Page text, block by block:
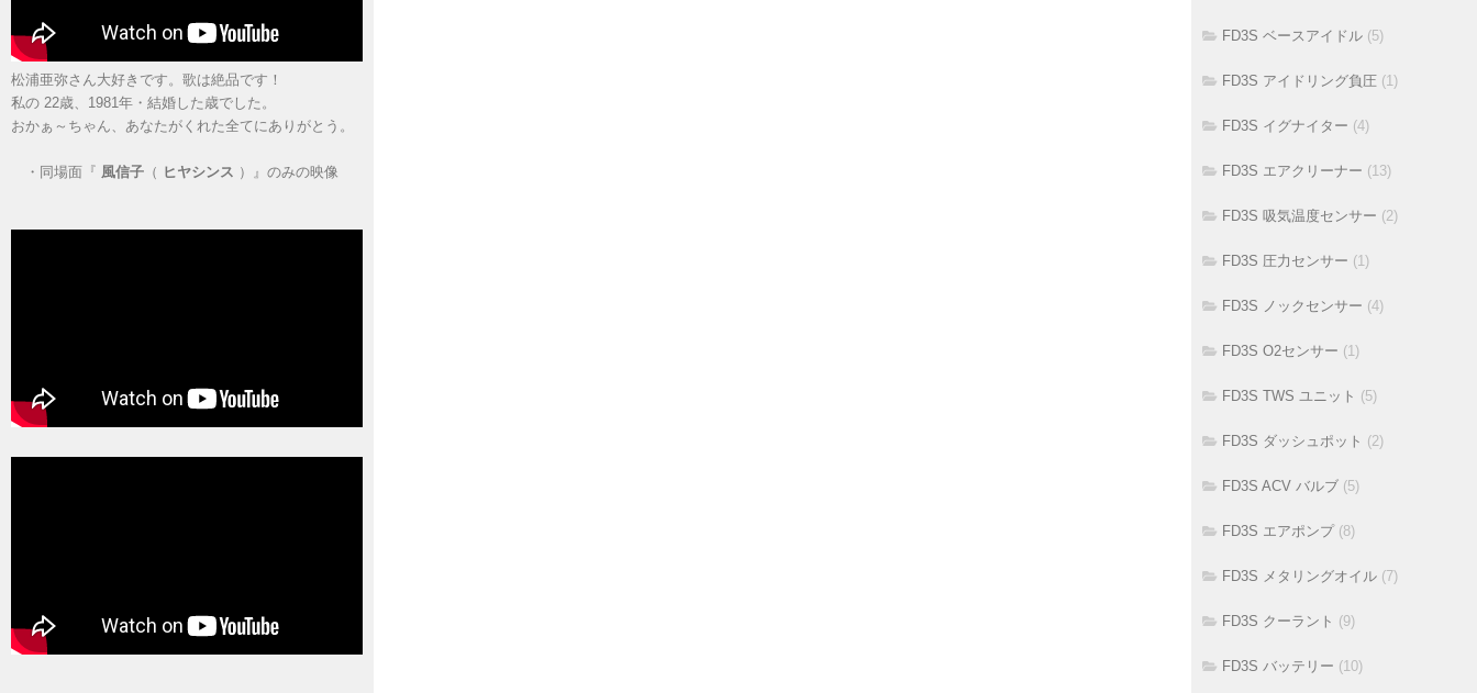
松浦亜弥さん大好きです。歌は絶品です！
私の 22歳、1981年・結婚した歳でした。
おかぁ～ちゃん、あなたがくれた全てにありがとう。
・ 同場面『 風信子 （ ヒヤシンス ）』のみの映像
FD3S ベースアイドル (5)
FD3S アイドリング負圧 (1)
FD3S イグナイター (4)
FD3S エアクリーナー (13)
FD3S 吸気温度センサー (2)
FD3S 圧力センサー (1)
FD3S ノックセンサー (4)
FD3S O2センサー (1)
FD3S TWS ユニット (5)
FD3S ダッシュポット (2)
FD3S ACV バルブ (5)
FD3S エアポンプ(8)
FD3S メタリングオイル (7)
FD3S クーラント (9)
FD3S バッテリー (10)